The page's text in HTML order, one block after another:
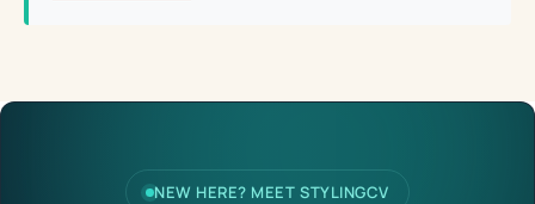
NEW HERE? MEET STYLINGCV